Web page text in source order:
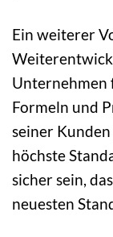
Ein weiterer
Unternehmen
Formeln und
seiner
höchste
sicher sein,
neuesten